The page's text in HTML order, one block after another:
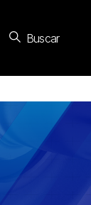
Buscar